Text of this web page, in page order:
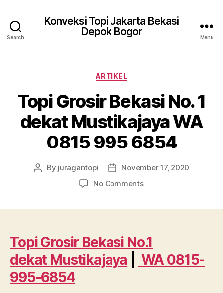
Search
Konveksi Topi Jakarta Bekasi
Depok Bogor
Menu
Categories
ARTIKEL
Topi Grosir Bekasi No. 1
dekat Mustikajaya WA
0815 995 6854
Post
By juragantopi
PostNovember 17, 2020
No Commentson
dekat
Mustikajaya
Topi Grosir Bekasi No.1
dekat Mustikajaya
WA 0815-
995-6854